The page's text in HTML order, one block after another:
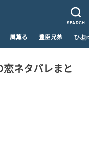
SEARCH
風薫る 豊臣兄弟 ひよ
恋ネタバレまと